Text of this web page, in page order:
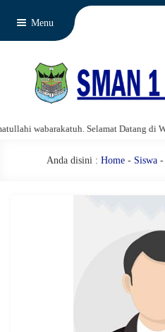
Menu
wabarakatuh. Selamat Datang di
Anda disini : Home - Siswa -